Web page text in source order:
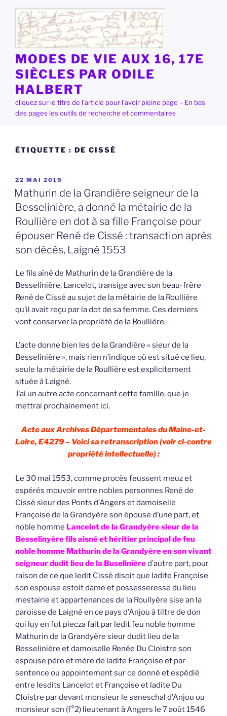
contenu
principal
MODES DE VIE AUX 16, 17E
SIÈCLES PAR ODILE
HALBERT
cliquez sur le titre de l'article pour l'avoir pleine page – En bas
des pages les outils de recherche et commentaires
ÉTIQUETTE : DE CISSÉ
PUBLIÉ
LE
22 MAI 2019
Mathurin de la Grandière seigneur de la
Besselinière, a donné la métairie de la
Roullière en dot à sa fille Françoise pour
épouser René de Cissé : transaction après
son décès, Laigné 1553
Le fils aîné de Mathurin de la Grandière de la
Besselinière, Lancelot, transige avec son beau-frère
René de Cissé au sujet de la métairie de la Roullière
qu’il avait reçu par la dot de sa femme. Ces derniers
vont conserver la propriété de la Roullière.
L’acte donne bien les de la Grandière « sieur de la
Besselinière », mais rien n’indique où est situé ce lieu,
seule la métairie de la Roullière est explicitement
située à Laigné.
J’ai un autre acte concernant cette famille, que je
mettrai prochainement ici.
Acte aux Archives Départementales du Maine-et-
Loire, E4279 – Voici sa retranscription (voir ci-contre
propriété intellectuelle) :
Le 30 mai 1553, comme procès feussent meuz et
espérés mouvoir entre nobles personnes René de
Cissé sieur des Ponts d’Angers et damoiselle
Françoise de la Grandyère son épouse d’une part, et
noble homme Lancelot de la Grandyère sieur de la
Besselinyère fils aisné et héritier principal de feu
noble homme Mathurin de la Grandyère en son vivant
seigneur dudit lieu de la Buselinièred’autre part, pour
raison de ce que ledit Cissé disoit que ladite Françoise
son espouse estoit dame et possesseresse du lieu
mestairie et appartenances de la Roullyère sise an la
paroisse de Laigné en ce pays d’Anjou à tiltre de don
qui luy en fut piecza fait par ledit feu noble homme
Mathurin de la Grandyère sieur dudit lieu de la
Besselinière et damoiselle Renée Du Cloistre son
espouse père et mère de ladite Françoise et par
sentence ou appointement sur ce donné et expédié
entre lesdits Lancelot et Françoise et ladite Du
Cloistre par devant monsieur le seneschal d’Anjou ou
monsieur son (f°2) lieutenant à Angers le 7 août 1546